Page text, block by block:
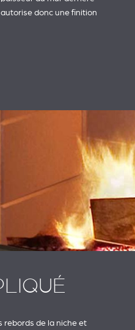
donc une finition
rebords de la niche et